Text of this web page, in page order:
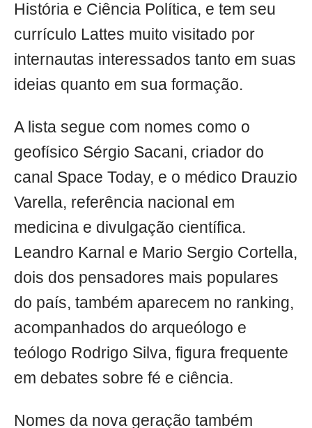
História e Ciência Política, e tem seu
currículo Lattes muito visitado por
internautas interessados tanto em suas
ideias quanto em sua formação.
A lista segue com nomes como o
geofísico Sérgio Sacani, criador do
canal Space Today, e o médico Drauzio
Varella, referência nacional em
medicina e divulgação científica.
Leandro Karnal e Mario Sergio Cortella,
dois dos pensadores mais populares
do país, também aparecem no ranking,
acompanhados do arqueólogo e
teólogo Rodrigo Silva, figura frequente
em debates sobre fé e ciência.
Nomes da nova geração também